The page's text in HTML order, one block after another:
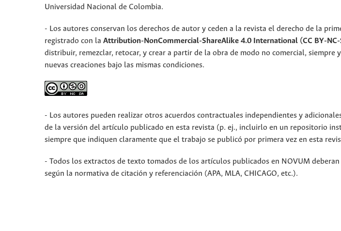
Universidad Nacional de Colombia.
- Los autores conservan los derechos de autor y ceden a la revista el derecho de la
registrado con la Attribution-NonCommercial-ShareAlike 4.0 International (CC BY-
distribuir, remezclar, retocar, y crear a partir de la obra de modo no comercial, siempre
nuevas creaciones bajo las mismas condiciones.
- Los autores pueden realizar otros acuerdos contractuales independientes y
de la versión del artículo publicado en esta revista (p. ej., incluirlo en un repositorio
siempre que indiquen claramente que el trabajo se publicó por primera vez en esta
- Todos los extractos de texto tomados de los artículos publicados en NOVUM deberan
según la normativa de citación y referenciación (APA, MLA, CHICAGO, etc.).